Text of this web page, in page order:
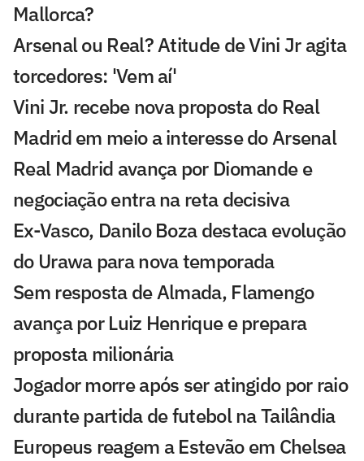
Mallorca?
Arsenal ou Real? Atitude de Vini Jr agita
torcedores: 'Vem aí'
Vini Jr. recebe nova proposta do Real
Madrid em meio a interesse do Arsenal
Real Madrid avança por Diomande e
negociação entra na reta decisiva
Ex-Vasco, Danilo Boza destaca evolução
do Urawa para nova temporada
Sem resposta de Almada, Flamengo
avança por Luiz Henrique e prepara
proposta milionária
Jogador morre após ser atingido por raio
durante partida de futebol na Tailândia
Europeus reagem a Estevão em Chelsea